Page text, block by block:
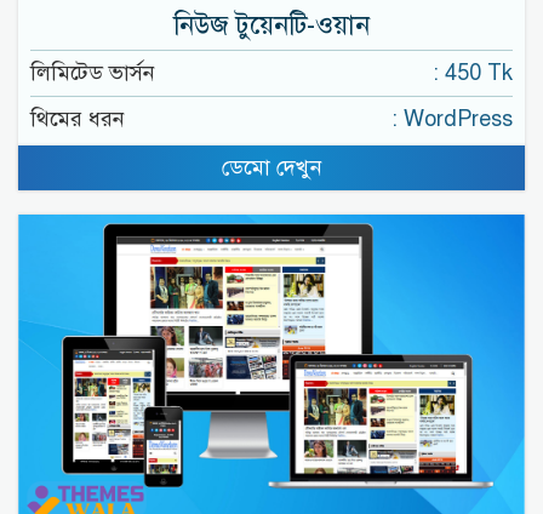
নিউজ টুয়েনটি-ওয়ান
লিমিটেড ভার্সন
: 450 Tk
থিমের ধরন
: WordPress
ডেমো দেখুন